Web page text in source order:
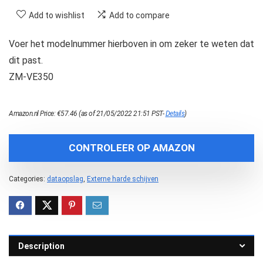
Add to wishlist Add to compare
Voer het modelnummer hierboven in om zeker te weten dat
dit past.
ZM-VE350
Amazon.nl Price:€57.46 (as of 21/05/2022 21:51 PST-Details)
CONTROLEER OP AMAZON
Categories: dataopslag Externe harde schijven
Description